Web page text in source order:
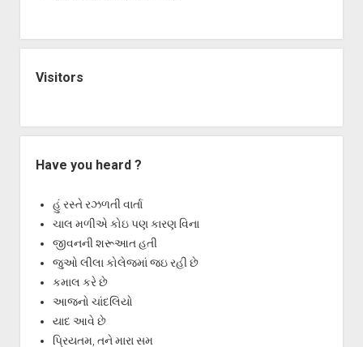
Visitors
Have you heard ?
હું રસ્તે રઝળતી વાર્તા
ચાલ મળીએ કોઇ પણ કારણ વિના
જીવનની શરૂઆત હતી
જુઓ લીલા કોલેજમાં જઇ રહી છે
કમાલ કરે છે
આજનો ચાંદલિયો
યાદ આવે છે
પ્રિયતમ, તને મારા સમ